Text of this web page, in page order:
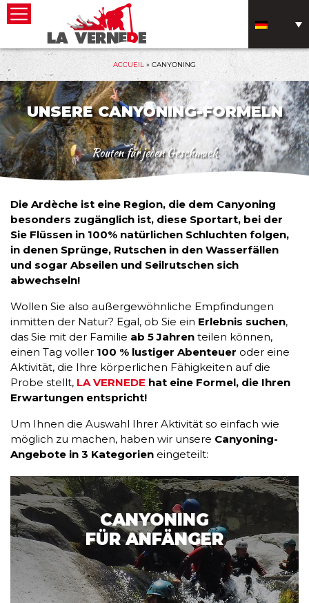
ACCUEIL » CANYONING
UNSERE CANYONING-FORMELN
Routen für jeden Geschmack
Die Ardèche ist eine Region, die dem Canyoning
besonders zugänglich ist, diese Sportart, bei der
Sie Flüssen in 100% natürlichen Schluchten folgen,
in denen Sprünge, Rutschen in den Wasserfällen
und sogar Abseilen und Seilrutschen sich
abwechseln!
Wollen Sie also außergewöhnliche Empfindungen
inmitten der Natur? Egal, ob Sie ein Erlebnis suchen,
das Sie mit der Familie ab 5 Jahren teilen können,
einen Tag voller 100 % lustiger Abenteuer oder eine
Aktivität, die Ihre körperlichen Fähigkeiten auf die
Probe stellt, LA VERNEDE hat eine Formel, die Ihren
Erwartungen entspricht!
Um Ihnen die Auswahl Ihrer Aktivität so einfach wie
möglich zu machen, haben wir unsere Canyoning-
Angebote in 3 Kategorien eingeteilt:
CANYONING
FÜR ANFÄNGER